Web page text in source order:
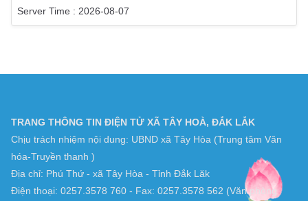
Server Time : 2026-08-07
TRANG THÔNG TIN ĐIỆN TỬ XÃ TÂY HOÀ, ĐẮK LẮK
Chịu trách nhiệm nội dung: UBND xã Tây Hòa (Trung tâm Văn
hóa-Truyền thanh )
Địa chỉ: Phú Thứ - xã Tây Hòa - Tỉnh Đắk Lăk
Điện thoại: 0257.3578 760 - Fax: 0257.3578 562 (Văn phòng